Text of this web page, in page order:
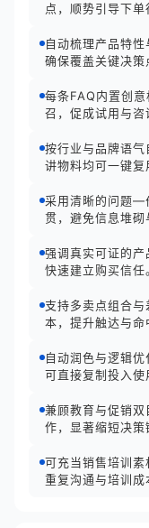
点，顺势引导下单
自动梳理产品特性
确保覆盖关键决策
每条FAQ内置创
召，促成试用与咨
按行业与品牌语
讲物料均可一键复
采用清晰的问题—
贯，避免信息堆砌
强调真实可证的产
快速建立购买信任
支持多卖点组合
本，提升触达与命
自动润色与逻辑
可直接复制投入使
兼顾教育与促销
作，显著缩短决策
可充当销售培训
重复沟通与培训成